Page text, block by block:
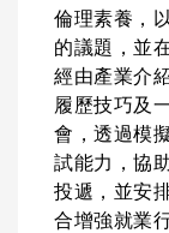
倫理素養，
的議題，並
經由產業介
履歷技巧及
會，透過模
試能力，協
投遞，並安
合增強就業